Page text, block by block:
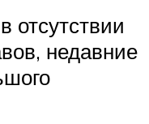
отсутствии
недавние